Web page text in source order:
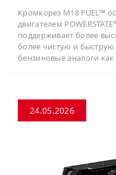
Кромкорез M18 FUEL™
двигателем
поддерживает более
более чистую и
бензиновые аналоги
24.05.2026